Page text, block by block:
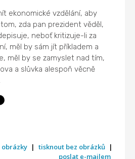
ekonomické vzdělání, aby
zda pan prezident věděl,
neboť kritizuje-li za
měl by sám jít příkladem a
měl by se zamyslet nad tím,
a slůvka alespoň věcně
obrázky | tisknout bez obrázků |
poslat e-mailem